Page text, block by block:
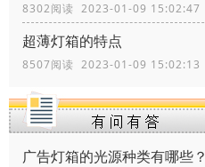
8302阅读 2023-01-09 15:02:47
超薄灯箱的特点
8507阅读 2023-01-09 15:02:13
广告灯箱的光源种类有哪些？